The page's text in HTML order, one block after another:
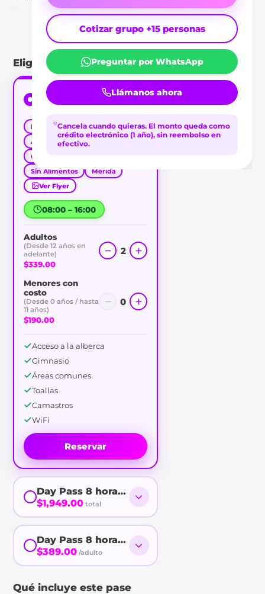
Day Pass Descripción Ubicación
Elige tu tipo de pase
Day Pass 8 horas Sólo Acceso
$339.00 /adulto
Parejas Relax
Familiar
Amigos
Zona Centro
Gimnasio
Sin Alimentos
Mérida
Ver Flyer
08:00 – 16:00
Adultos
(Desde 12 años en
adelante)
$339.00
2
Menores con
costo
(Desde 0 años / hasta
11 años)
$190.00
0
Acceso a la alberca
Gimnasio
Áreas comunes
Toallas
Camastros
WiFi
Reservar
Day Pass 8 horas + Desayuno + Habitación
$1,949.00 total
Day Pass 8 horas + Desayuno
$389.00 /adulto
Qué incluye este pase
Cotizar grupo +15 personas
Preguntar por WhatsApp
Llámanos ahora
Cancela cuando quieras. El monto queda como
crédito electrónico (1 año), sin reembolso en
efectivo.